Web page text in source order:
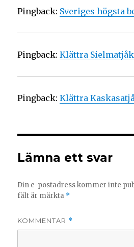
Pingback: Sveriges högsta
Pingback:Klättra
Pingback:Klättra
Lämna ett svar
Din e-postadress kommer inte
fält är märkta *
KOMMENTAR *